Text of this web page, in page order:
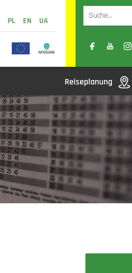
PL EN UA
A- A A+
Reiseplanung